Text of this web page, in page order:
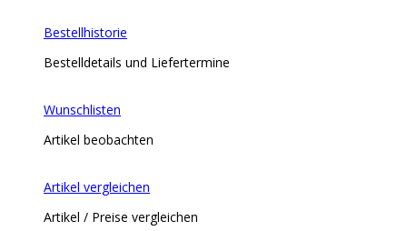
Bestellhistorie
Bestelldetails und Liefertermine
Wunschlisten
Artikel beobachten
Artikel vergleichen
Artikel / Preise vergleichen